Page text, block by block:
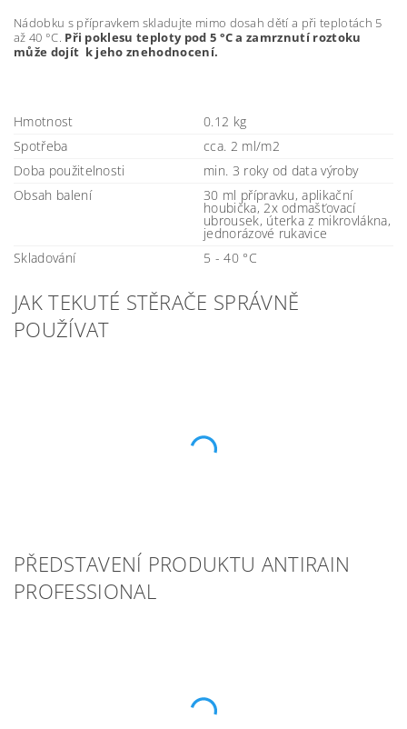
Nádobku s přípravkem skladujte mimo dosah dětí a při teplotách 5
až 40 °C. Při poklesu teploty pod 5 °C a zamrznutí roztoku
může dojít k jeho znehodnocení.
Hmotnost
0.12 kg
Spotřeba
cca. 2 ml/m2
Doba použitelnosti
min. 3 roky od data výroby
Obsah balení
30 ml přípravku, aplikační
houbička, 2x odmašťovací
ubrousek, úterka z mikrovlákna,
jednorázové rukavice
Skladování
5 - 40 °C
JAK TEKUTÉ STĚRAČE SPRÁVNĚ
POUŽÍVAT
PŘEDSTAVENÍ PRODUKTU ANTIRAIN
PROFESSIONAL